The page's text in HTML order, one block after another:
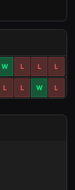
W L L L
L L W L